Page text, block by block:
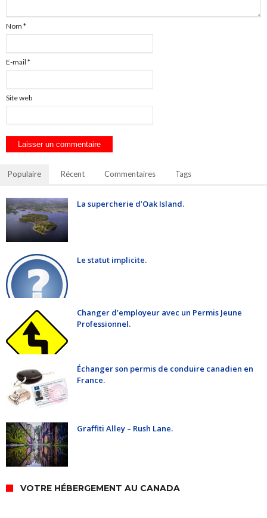
Nom *
E-mail *
Site web
Populaire Récent Commentaires Tags
La supercherie d’Oak Island.
Le statut implicite.
Changer d’employeur avec un Permis Jeune
Professionnel.
Échanger son permis de conduire canadien en
France.
Graffiti Alley – Rush Lane.
VOTRE HÉBERGEMENT AU CANADA